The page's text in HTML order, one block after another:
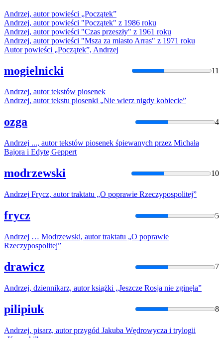
Andrzej, autorpowieści „Początek”
Andrzej, autorpowieści "Początek" z 1986 roku
Andrzej, autorpowieści "Czas przeszły" z 1961 roku
Andrzej, autorpowieści "Msza za miasto Arras" z 1971 roku
Autorpowieści „Początek”, Andrzej
mogielnicki 11
Andrzej, autortekstów piosenek
Andrzej, autortekstu piosenki „Nie wierz nigdy kobiecie”
ozga 4
Andrzej ..., autortekstów piosenek śpiewanych przez Michała
Bajora i Edytę Geppert
modrzewski 10
Andrzej Frycz, autortraktatu „O poprawie Rzeczypospolitej”
frycz 5
Andrzej … Modrzewski, autortraktatu „O poprawie
Rzeczypospolitej”
drawicz 7
Andrzej, dziennikarz, autorksiążki „Jeszcze Rosja nie zginęła”
pilipiuk 8
Andrzej, pisarz, autorprzygód Jakuba Wędrowycza i trylogii